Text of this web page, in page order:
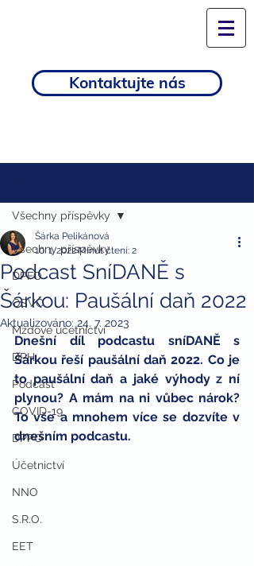
Kontaktujte nás
Všechny příspěvky
DPFO
OSVČ
Mzdové účetnictví
DPH
Podcast
COVID-19
DPPO
Účetnictví
NNO
S.R.O.
EET
Všechny příspěvky
Podcast SníDANĚ s
Šárkou: Paušální daň 2022
Šárka Pelikánová
10. 1. 2022Minut čtení: 2
Aktualizováno: 24. 7. 2023
Dnešní díl podcastu sníDANĚ s
Šárkou řeší paušální daň 2022. Co je
to paušální daň a jaké výhody z ní
plynou? A mám na ni vůbec nárok?
To vše a mnohem více se dozvíte v
dnešním podcastu.